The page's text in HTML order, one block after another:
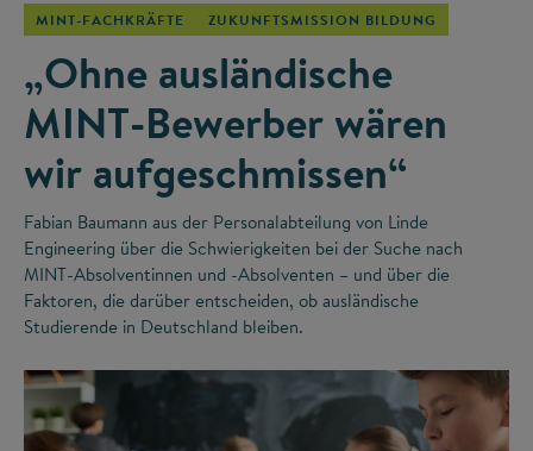
MINT-FACHKRÄFTE ZUKUNFTSMISSION BILDUNG
„Ohne ausländische
MINT-Bewerber wären
wir aufgeschmissen“
Fabian Baumann aus der Personalabteilung von Linde
Engineering über die Schwierigkeiten bei der Suche nach
MINT-Absolventinnen und -Absolventen – und über die
Faktoren, die darüber entscheiden, ob ausländische
Studierende in Deutschland bleiben.